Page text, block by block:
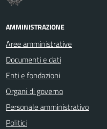
AMMINISTRAZIONE
Aree amministrative
Documenti e dati
Enti e fondazioni
Organi di governo
Personale amministrativo
Politici